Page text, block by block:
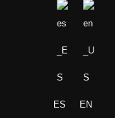
ES EN